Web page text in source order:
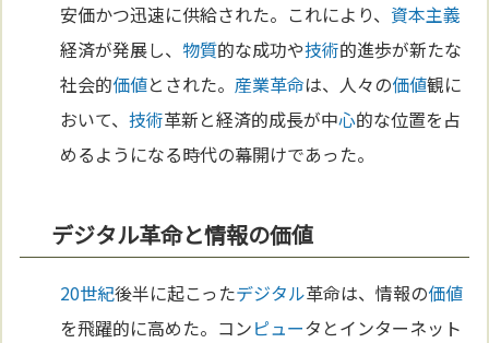
安価かつ迅速に供給された。これにより、 資本主義
経済が発展し、 物質的な成功や技術的進歩が新たな
社会的価値とされた。産業革命は、人々の価値観に
おいて、技術革新と経済的成長が中心的な位置を占
めるようになる時代の幕開けであった。
デジタル革命と情報の価値
20世紀後半に起こったデジタル革命は、情報の価値
を飛躍的に高めた。コンピュータとインターネット